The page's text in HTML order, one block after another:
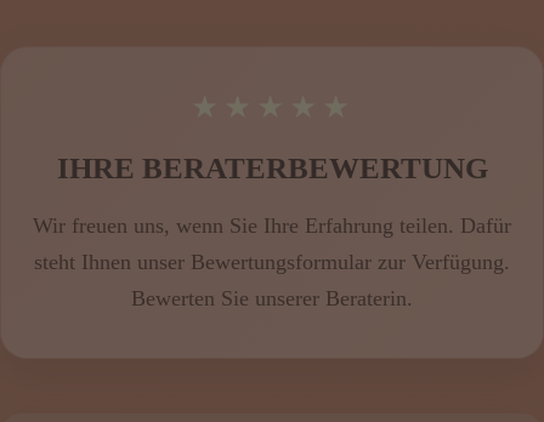
IHRE BERATERBEWERTUNG
Wir freuen uns, wenn Sie Ihre Erfahrung teilen. Dafür
steht Ihnen unser Bewertungsformular zur Verfügung.
Bewerten Sie unserer Beraterin.